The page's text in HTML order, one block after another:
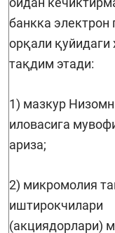
банкка электрон
орқали
тақдим этади:
1) мазкур
иловасига
ариза;
2) микромолия
иштирокчилари
(акциядорлари)